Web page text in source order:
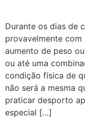
Durante os dias de
provavelmente
aumento de peso
ou até uma
condição física de
não será a mesma
praticar desporto
especial […]